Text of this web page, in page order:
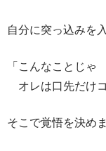
自分に突っ込みを
「こんなことじゃ
オレは口先だけ
そこで覚悟を決め